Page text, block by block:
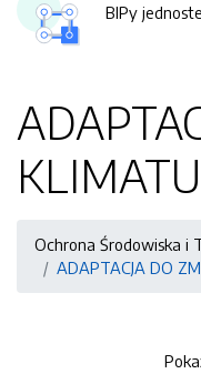
BIPy
KLIMATU
Ochrona Środowiska i
ADAPTACJA DO